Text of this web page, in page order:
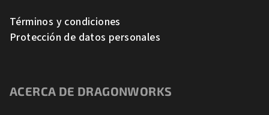
Términos y condiciones
Protección de datos personales
ACERCA DE DRAGONWORKS